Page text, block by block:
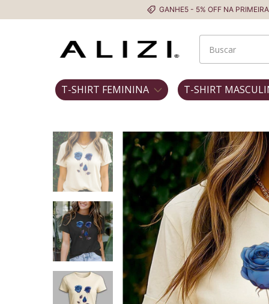
GANHE5 - 5% OFF NA PRIMEIRA COMPRA
T-SHIRT FEMININA T-SHIRT